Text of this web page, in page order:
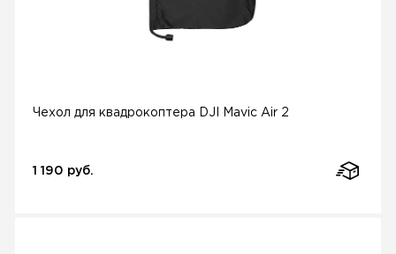
Чехол для квадрокоптера DJI Mavic Air 2
1 190 руб.